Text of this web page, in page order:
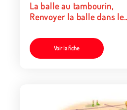
La balle au tambourin,
Renvoyer la balle dans le
tambourin
Voir la fiche